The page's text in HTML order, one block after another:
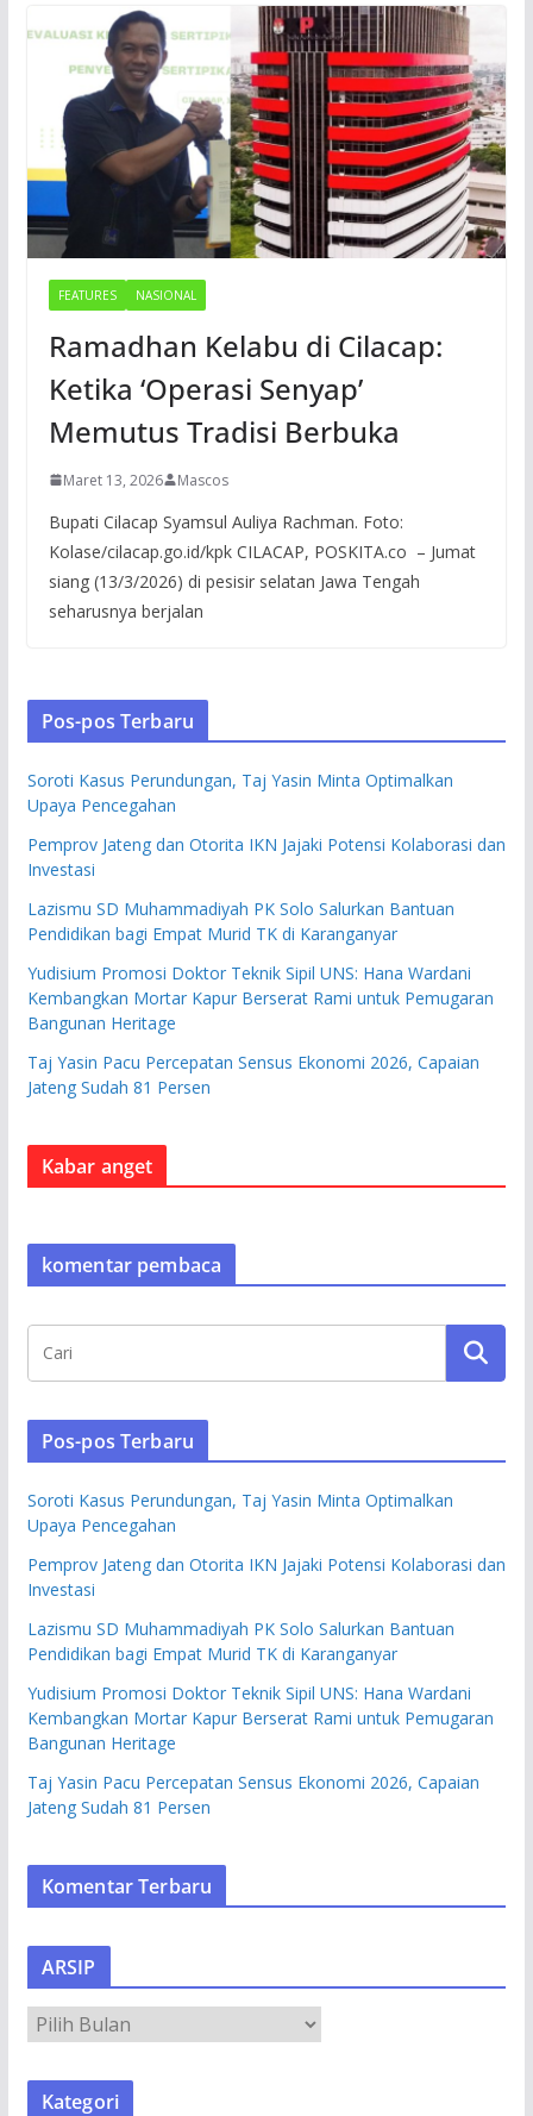
FEATURES NASIONAL
Ramadhan Kelabu di Cilacap:
Ketika ‘Operasi Senyap’
Memutus Tradisi Berbuka
Maret 13, 2026 Mascos
Bupati Cilacap Syamsul Auliya Rachman. Foto:
Kolase/cilacap.go.id/kpk CILACAP, POSKITA.co – Jumat
siang (13/3/2026) di pesisir selatan Jawa Tengah
seharusnya berjalan
Pos-pos Terbaru
Soroti Kasus Perundungan, Taj Yasin Minta Optimalkan
Upaya Pencegahan
Pemprov Jateng dan Otorita IKN Jajaki Potensi Kolaborasi dan
Investasi
Lazismu SD Muhammadiyah PK Solo Salurkan Bantuan
Pendidikan bagi Empat Murid TK di Karanganyar
Yudisium Promosi Doktor Teknik Sipil UNS: Hana Wardani
Kembangkan Mortar Kapur Berserat Rami untuk Pemugaran
Bangunan Heritage
Taj Yasin Pacu Percepatan Sensus Ekonomi 2026, Capaian
Jateng Sudah 81 Persen
Kabar anget
komentar pembaca
Pos-pos Terbaru
Soroti Kasus Perundungan, Taj Yasin Minta Optimalkan
Upaya Pencegahan
Pemprov Jateng dan Otorita IKN Jajaki Potensi Kolaborasi dan
Investasi
Lazismu SD Muhammadiyah PK Solo Salurkan Bantuan
Pendidikan bagi Empat Murid TK di Karanganyar
Yudisium Promosi Doktor Teknik Sipil UNS: Hana Wardani
Kembangkan Mortar Kapur Berserat Rami untuk Pemugaran
Bangunan Heritage
Taj Yasin Pacu Percepatan Sensus Ekonomi 2026, Capaian
Jateng Sudah 81 Persen
Komentar Terbaru
ARSIP
R
S
Kategori